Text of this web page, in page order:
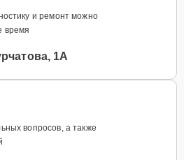
и ремонт можно
время
1А
вопросов, а также